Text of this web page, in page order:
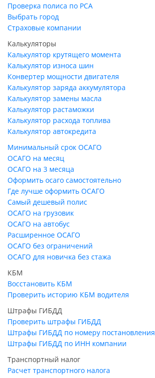
Проверка полиса по РСА
Выбрать город
Страховые компании
Калькуляторы
Калькулятор крутящего момента
Калькулятор износа шин
Конвертер мощности двигателя
Калькулятор заряда аккумулятора
Калькулятор замены масла
Калькулятор растаможки
Калькулятор расхода топлива
Калькулятор автокредита
Минимальный срок ОСАГО
ОСАГО на месяц
ОСАГО на 3 месяца
Оформить осаго самостоятельно
Где лучше оформить ОСАГО
Самый дешевый полис
ОСАГО на грузовик
ОСАГО на автобус
Расширенное ОСАГО
ОСАГО без ограничений
ОСАГО для новичка без стажа
КБМ
Восстановить КБМ
Проверить историю КБМ водителя
Штрафы ГИБДД
Проверить штрафы ГИБДД
Штрафы ГИБДД по номеру постановления
Штрафы ГИБДД по ИНН компании
Транспортный налог
Расчет транспортного налога